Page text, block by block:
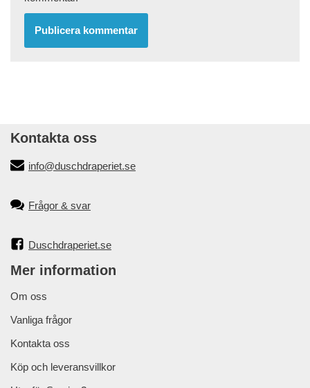
Kontakta oss
info@duschdraperiet.se
Frågor & svar
Duschdraperiet.se
Mer information
Om oss
Vanliga frågor
Kontakta oss
Köp och leveransvillkor